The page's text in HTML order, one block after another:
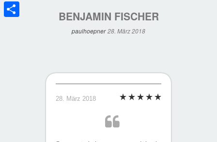
BENJAMIN FISCHER
paulhoepner 28. März 2018
28. März 2018
Twitter